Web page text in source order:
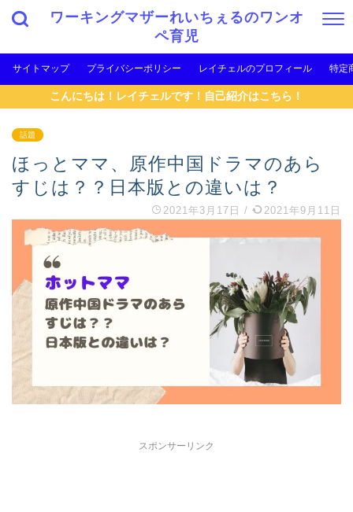
ワーキングマザーれいちぇるのワンオ
ペ育児
サイトマップ プライバシーポリシー レイチェルのプロフィール 特定
こんにちは！レイチェルです！自己紹介はこちら！
話題
ほっとママ、原作中国ドラマのあら
すじは？？日本版との違いは？
2021年3月17日 / 2021年9月11日
スポンサーリンク